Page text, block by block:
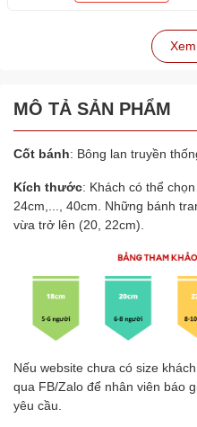
MÔ TẢ SẢN PHẨM
Cốt bánh: Bông lan truyền
Kích thước: Khách có thể
24cm,..., 40cm. Những bánh
vừa trở lên (20, 22cm).
Nếu website chưa có size
qua FB/Zalo để nhân viên báo
yêu cầu.